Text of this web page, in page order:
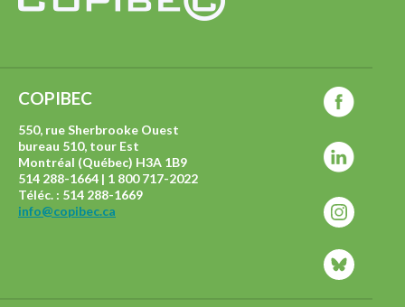
COPIBEC
550, rue Sherbrooke Ouest
bureau 510, tour Est
Montréal (Québec) H3A 1B9
514 288-1664 | 1 800 717-2022
Téléc. : 514 288-1669
info@copibec.ca